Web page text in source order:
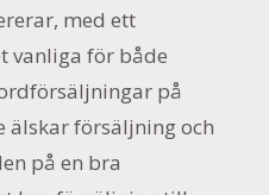
med ett
vanliga för både
på
älskar försäljning och
på en bra